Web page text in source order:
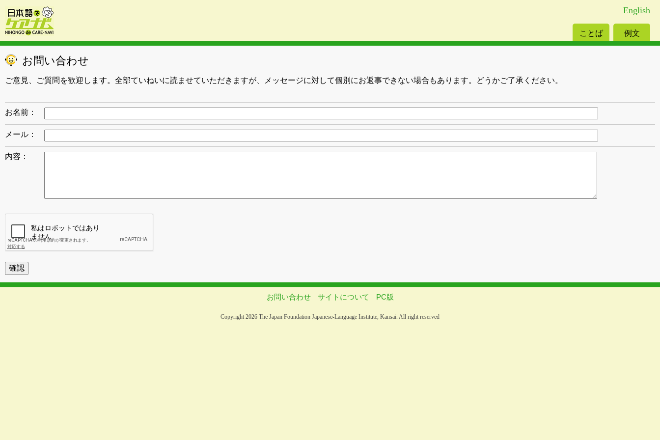
English
ことば 例文
お問い合わせ
ご意見、ご質問を歓迎します。全部ていねいに読ませていただきますが、メッセージに対して個別にお返事できない場合もあります。どうかご了承ください。
お名前：
メール：
内容：
お問い合わせ サイトについて PC版
Copyright 2026 The Japan Foundation Japanese-Language Institute, Kansai. All right reserved